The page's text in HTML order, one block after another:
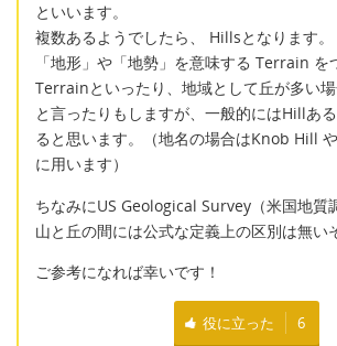
といいます。
複数あるようでしたら、 Hillsとなります。
「地形」や「地勢」を意味する Terrain
Terrainといったり、地域として丘が多い
と言ったりもしますが、一般的にはHillあ
ると思います。（地名の場合はKnob Hill
に用います）
ちなみにUS Geological Survey（米国地質
山と丘の間には公式な定義上の区別は無い
ご参考になれば幸いです！
役に立った 6